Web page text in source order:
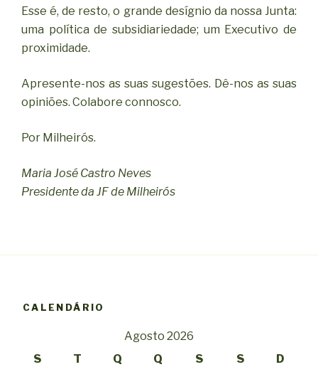
Esse é, de resto, o grande desígnio da nossa Junta:
uma política de subsidiariedade; um Executivo de
proximidade.
Apresente-nos as suas sugestões. Dê-nos as suas
opiniões. Colabore connosco.
Por Milheirós.
Maria José Castro Neves
Presidente da JF de Milheirós
CALENDÁRIO
Agosto 2026
S
T Q Q S S D